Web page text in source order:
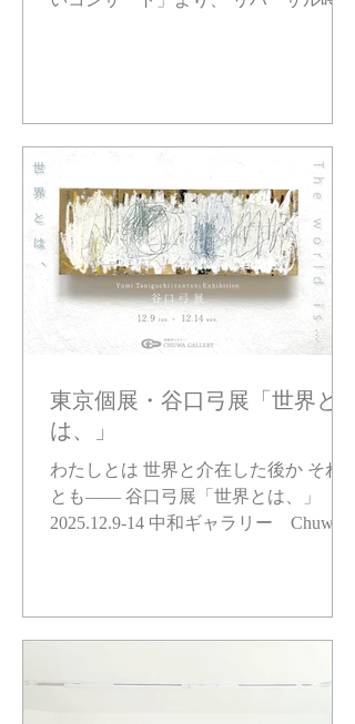
みでした。 西洋美学・東洋思想・近代
哲学・20世紀以降の美術表現を横断し
ながら、 制作行為そのものを、思考の
対象として扱っています。 絵と違い、
「言葉ではない」とい
代アート #パフォーマンスアート #ス
テージアート #舞台芸術 #表現者 #ライ
ブアート #出演
東京個展・谷口弓展「世界と
は、」
わたしとは 世界と介在した後か それ
とも—— 谷口弓展「世界とは、」
2025.12.9-14 中和ギャラリー Chuwa
https://www.chu-wa.com/about.html